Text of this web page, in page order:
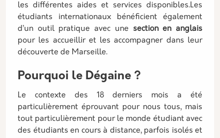
les différentes aides et services disponibles.Les
étudiants internationaux bénéficient également
d’un outil pratique avec une section en anglais
pour les accueillir et les accompagner dans leur
découverte de Marseille.
Pourquoi le Dégaine ?
Le contexte des 18 derniers mois a été
particulièrement éprouvant pour nous tous, mais
tout particulièrement pour le monde étudiant avec
des étudiants en cours à distance, parfois isolés et